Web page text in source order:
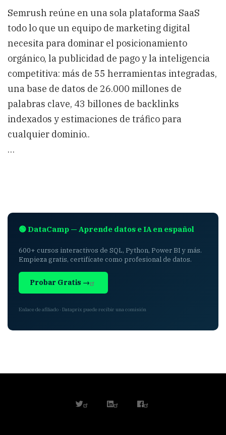
Semrush reúne en una sola plataforma SaaS
todo lo que un equipo de marketing digital
necesita para dominar el posicionamiento
orgánico, la publicidad de pago y la inteligencia
competitiva: más de 55 herramientas integradas,
una base de datos de 26.000 millones de
palabras clave, 43 billones de backlinks
indexados y estimaciones de tráfico para
cualquier dominio..
…
🟢 DataCamp — Aprende datos e IA en español
600+ cursos interactivos de SQL, Python, Power BI y más.
Empieza gratis, certifícate como profesional de datos.
Probar Gratis →
Enlace de afiliado · Dataprix puede recibir una comisión
twitterlinkedinfacebook